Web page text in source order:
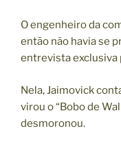
O engenheiro da
então não havia se
entrevista exclusiva
Nela, Jaimovick
virou o “Bobo de
desmoronou.